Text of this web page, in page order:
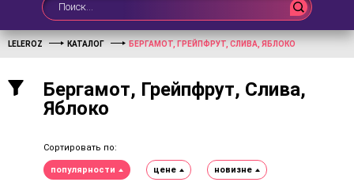
LELEROZ КАТАЛОГ БЕРГАМОТ, ГРЕЙПФРУТ, СЛИВА, ЯБЛОКО
Бергамот, Грейпфрут, Слива,
Яблоко
Сортировать по:
популярности цене новизне